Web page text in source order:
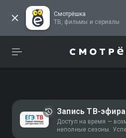
Смотрёшка
ТВ, фильмы и сериалы
Запись ТВ-эфира
Доступ на время —
неполные сезоны.